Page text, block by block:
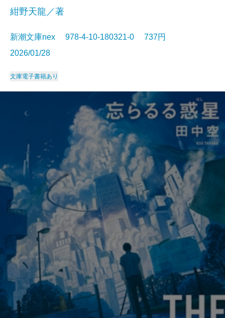
紺野天龍／著
新潮文庫nex 978-4-10-180321-0 737円
2026/01/28
文庫電子書籍あり